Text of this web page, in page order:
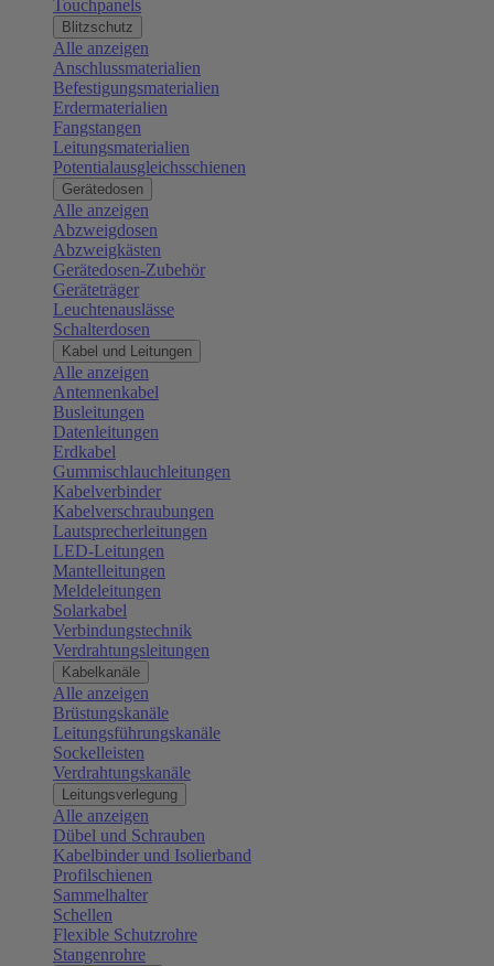
Touchpanels
Blitzschutz
Alle anzeigen
Anschlussmaterialien
Befestigungsmaterialien
Erdermaterialien
Fangstangen
Leitungsmaterialien
Potentialausgleichsschienen
Gerätedosen
Alle anzeigen
Abzweigdosen
Abzweigkästen
Gerätedosen-Zubehör
Geräteträger
Leuchtenauslässe
Schalterdosen
Kabel und Leitungen
Alle anzeigen
Antennenkabel
Busleitungen
Datenleitungen
Erdkabel
Gummischlauchleitungen
Kabelverbinder
Kabelverschraubungen
Lautsprecherleitungen
LED-Leitungen
Mantelleitungen
Meldeleitungen
Solarkabel
Verbindungstechnik
Verdrahtungsleitungen
Kabelkanäle
Alle anzeigen
Brüstungskanäle
Leitungsführungskanäle
Sockelleisten
Verdrahtungskanäle
Leitungsverlegung
Alle anzeigen
Dübel und Schrauben
Kabelbinder und Isolierband
Profilschienen
Sammelhalter
Schellen
Flexible Schutzrohre
Stangenrohre